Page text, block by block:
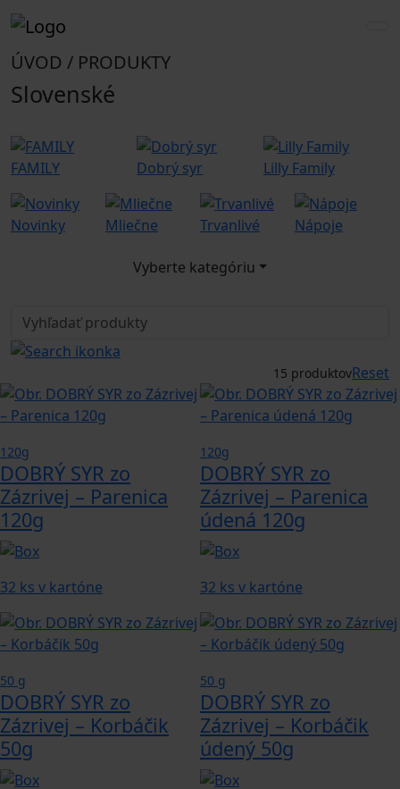
ÚVOD / PRODUKTY
Slovenské
FAMILY Dobrý syr Lilly Family
Novinky Mliečne Trvanlivé Nápoje
Vyberte kategóriu
15 produktovReset
120g
DOBRÝ SYR zo
Zázrivej – Parenica
120g
32 ks v kartóne
120g
DOBRÝ SYR zo
Zázrivej – Parenica
údená 120g
32 ks v kartóne
50 g
DOBRÝ SYR zo
Zázrivej – Korbáčik
50g
50 g
DOBRÝ SYR zo
Zázrivej – Korbáčik
údený 50g